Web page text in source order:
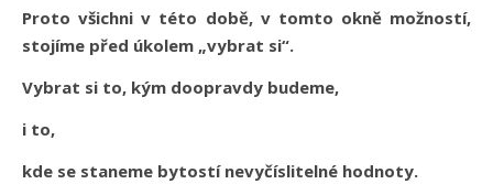
Proto všichni v této době, v tomto okně možností,
stojíme před úkolem „vybrat si“.
Vybrat si to, kým doopravdy budeme,
i to,
kde se staneme bytostí nevyčíslitelné hodnoty.